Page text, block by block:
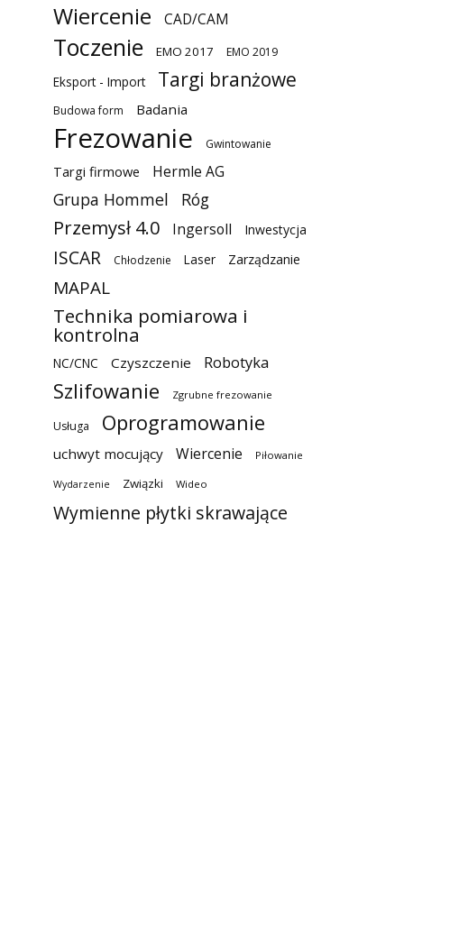
Wiercenie CAD/CAM
Toczenie EMO 2017 EMO 2019
Eksport - Import Targi branżowe
Budowa form Badania
Frezowanie Gwintowanie
Targi firmowe Hermle AG
Grupa Hommel Róg
Przemysł 4.0 Ingersoll Inwestycja
ISCAR Chłodzenie Laser Zarządzanie
MAPAL
Technika pomiarowa i
kontrolna
NC/CNC Czyszczenie Robotyka
Szlifowanie Zgrubne frezowanie
Usługa Oprogramowanie
uchwyt mocujący Wiercenie Piłowanie
Wydarzenie Związki Wideo
Wymienne płytki skrawające